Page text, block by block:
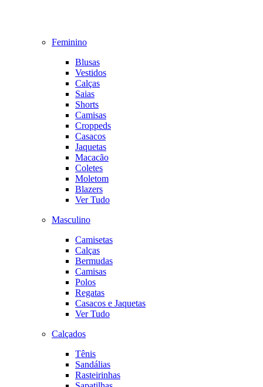
Feminino
Blusas
Vestidos
Calças
Saias
Shorts
Camisas
Croppeds
Casacos
Jaquetas
Macacão
Coletes
Moletom
Blazers
Ver Tudo
Masculino
Camisetas
Calças
Bermudas
Camisas
Polos
Regatas
Casacos e Jaquetas
Ver Tudo
Calçados
Tênis
Sandálias
Rasteirinhas